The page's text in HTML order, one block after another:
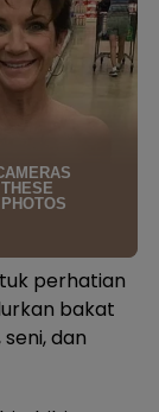
perhatian
bakat
dan